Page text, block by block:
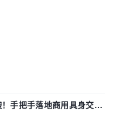
手把手落地商用具身交互